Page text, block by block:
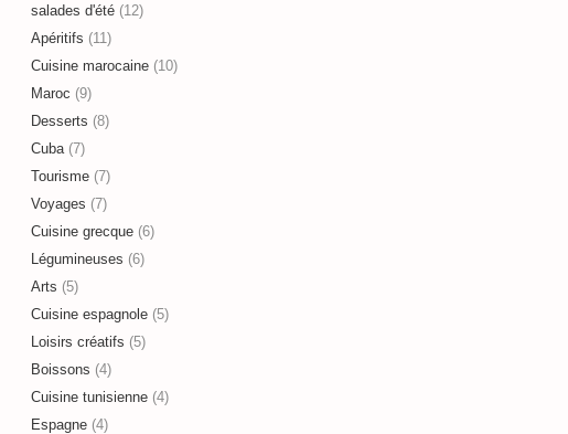
salades d'été (12)
Apéritifs (11)
Cuisine marocaine (10)
Maroc (9)
Desserts (8)
Cuba(7)
Tourisme (7)
Voyages (7)
Cuisine grecque (6)
Légumineuses (6)
Arts (5)
Cuisine espagnole (5)
Loisirs créatifs (5)
Boissons (4)
Cuisine tunisienne (4)
Espagne (4)